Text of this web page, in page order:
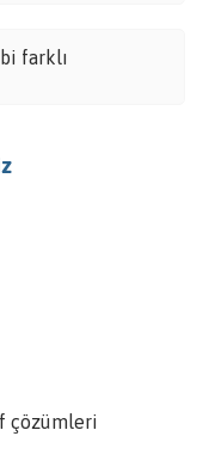
farklı
çözümleri